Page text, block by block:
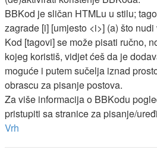
BBKod je sličan HTMLu u stilu;
zagrade [i] [umjesto <i>] (a) što
Kod [tagovi] se može pisati ručno,
kojeg koristiš, vidjet ćeš da je
moguće i putem sučelja iznad
obrascu za pisanje postova.
Za više informacija o BBKodu
pristupiti sa stranice za pisanje/
Vrh